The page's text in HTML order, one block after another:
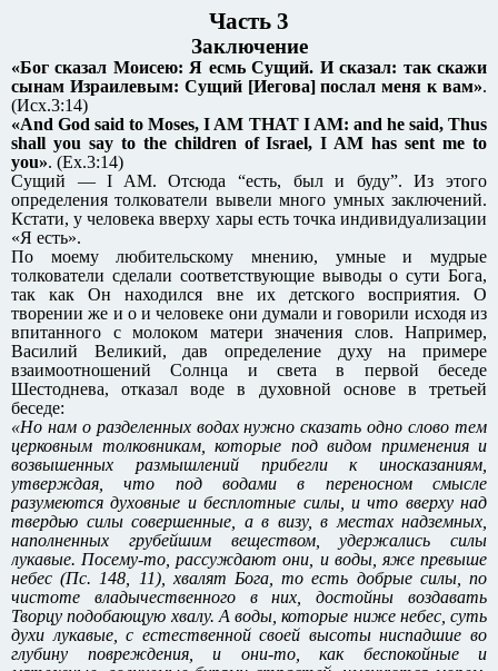
Часть 3
Заключение
«Бог сказал Моисею: Я есмь Сущий. И сказал: так скажи
сынам Израилевым: Сущий [Иегова] послал меня к вам».
(Исх.3:14)
«And God said to Moses, I AM THAT I AM: and he said, Thus
shall you say to the children of Israel, I AM has sent me to
you». (Ex.3:14)
Сущий — I AM. Отсюда “есть, был и буду”. Из этого
определения толкователи вывели много умных заключений.
Кстати, у человека вверху хары есть точка индивидуализации
«Я есть».
По моему любительскому мнению, умные и мудрые
толкователи сделали соответствующие выводы о сути Бога,
так как Он находился вне их детского восприятия. О
творении же и о и человеке они думали и говорили исходя из
впитанного с молоком матери значения слов. Например,
Василий Великий, дав определение духу на примере
взаимоотношений Солнца и света в первой беседе
Шестоднева, отказал воде в духовной основе в третьей
беседе:
«Но нам о разделенных водах нужно сказать одно слово тем
церковным толковникам, которые под видом применения и
возвышенных размышлений прибегли к иносказаниям,
утверждая, что под водами в переносном смысле
разумеются духовные и бесплотные силы, и что вверху над
твердью силы совершенные, а в визу, в местах надземных,
наполненных грубейшим веществом, удержались силы
лукавые. Посему-то, рассуждают они, и воды, яже превыше
небес (Пс. 148, 11), хвалят Бога, то есть добрые силы, по
чистоте владычественного в них, достойны воздавать
Творцу подобающую хвалу. А воды, которые ниже небес, суть
духи лукавые, с естественной своей высоты ниспадшие во
глубину повреждения, и они-то, как беспокойные и